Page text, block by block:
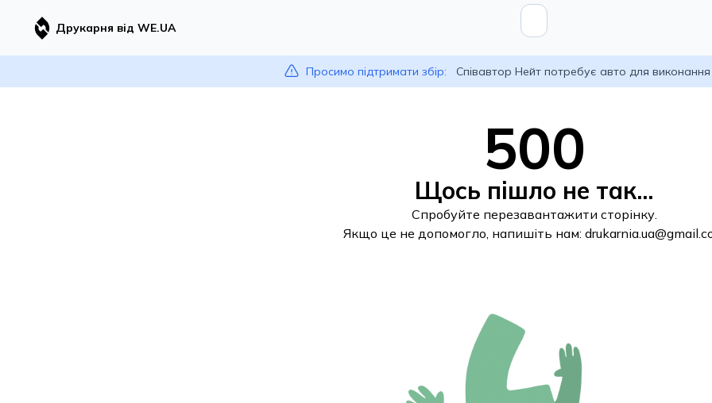
Друкарня від WE.UA
Просимо підтримати збір: Співавтор Нейт потребує авто для
500
Щось пішло не так...
Спробуйте перезавантажити сторінку.
Якщо це не допомогло, напишіть нам: